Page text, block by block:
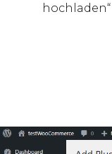
hochladen“